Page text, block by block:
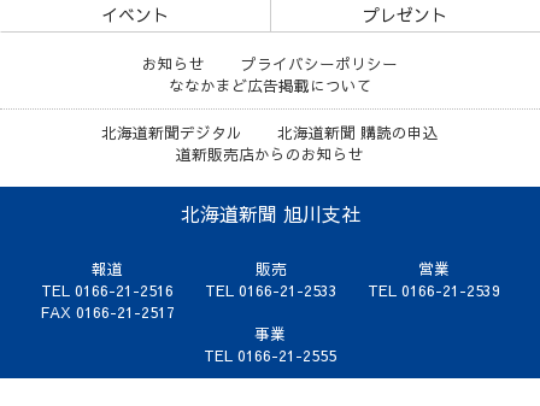
イベント
プレゼント
お知らせ
プライバシーポリシー
ななかまど広告掲載について
北海道新聞デジタル
北海道新聞 購読の申込
道新販売店からのお知らせ
北海道新聞 旭川支社
報道
TEL 0166-21-2516
FAX 0166-21-2517
販売
TEL 0166-21-2533
営業
TEL 0166-21-2539
事業
TEL 0166-21-2555